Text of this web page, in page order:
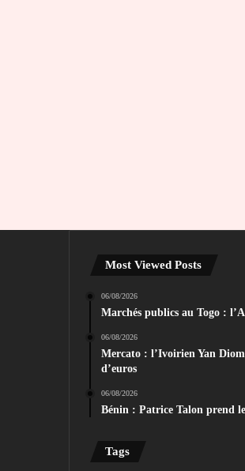
Most Viewed Posts
06/08/2026
Marchés publics au Togo :
06/08/2026
Mercato : l’Ivoirien Yan
d’euros
06/08/2026
Bénin : Patrice Talon prend
Tags